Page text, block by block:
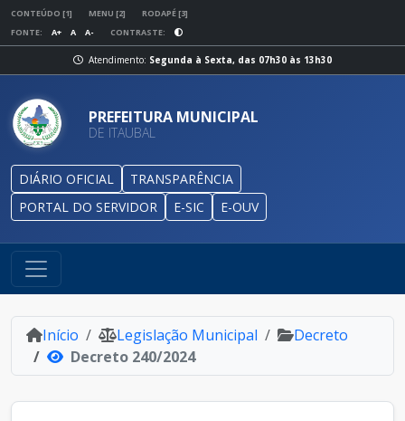
CONTEÚDO [1] MENU [2]
RODAPÉ [3]
FONTE:
A+ A A- CONTRASTE:
Atendimento: Segunda à Sexta, das 07h30 às 13h30
PREFEITURA MUNICIPAL
DE ITAUBAL
DIÁRIO OFICIAL
TRANSPARÊNCIA
PORTAL DO SERVIDOR
E-SIC E-OUV
Início Legislação Municipal
Decreto
Decreto 240/2024